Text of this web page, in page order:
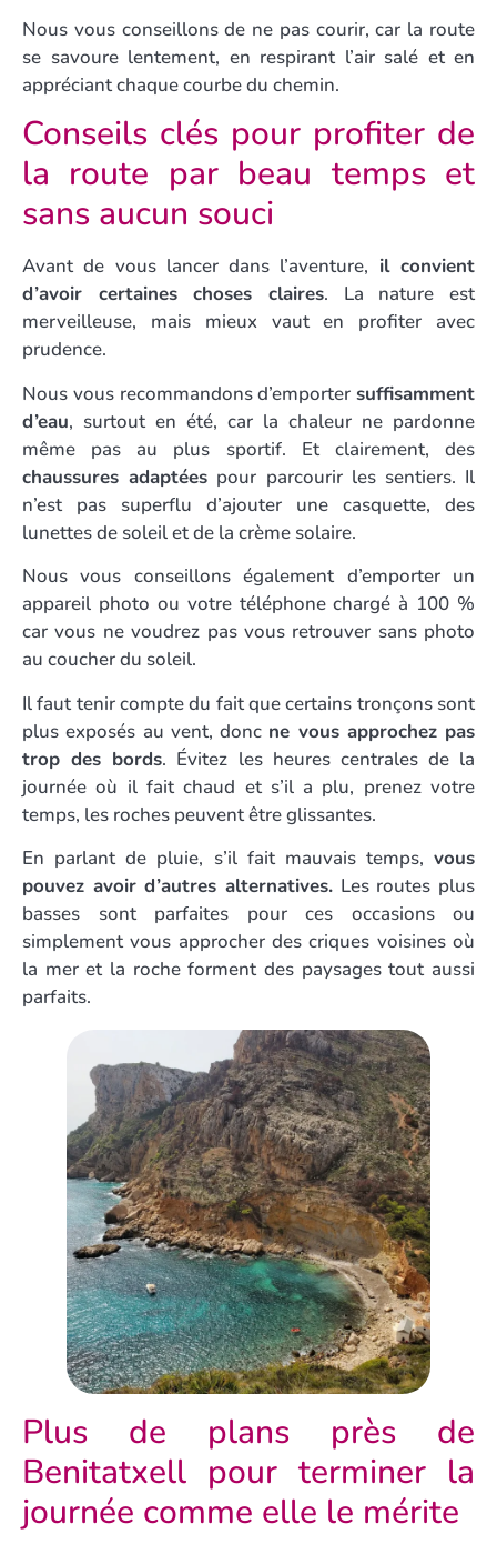
Nous vous conseillons de ne pas courir, car la route
se savoure lentement, en respirant l’air salé et en
appréciant chaque courbe du chemin.
Conseils clés pour profiter de
la route par beau temps et
sans aucun souci
Avant de vous lancer dans l’aventure, il convient
d’avoir certaines choses claires. La nature est
merveilleuse, mais mieux vaut en profiter avec
prudence.
Nous vous recommandons d’emporter suffisamment
d’eau, surtout en été, car la chaleur ne pardonne
même pas au plus sportif. Et clairement, des
chaussures adaptées pour parcourir les sentiers. Il
n’est pas superflu d’ajouter une casquette, des
lunettes de soleil et de la crème solaire.
Nous vous conseillons également d’emporter un
appareil photo ou votre téléphone chargé à 100 %
car vous ne voudrez pas vous retrouver sans photo
au coucher du soleil.
Il faut tenir compte du fait que certains tronçons sont
plus exposés au vent, donc ne vous approchez pas
trop des bords. Évitez les heures centrales de la
journée où il fait chaud et s’il a plu, prenez votre
temps, les roches peuvent être glissantes.
En parlant de pluie, s’il fait mauvais temps, vous
pouvez avoir d’autres alternatives. Les routes plus
basses sont parfaites pour ces occasions ou
simplement vous approcher des criques voisines où
la mer et la roche forment des paysages tout aussi
parfaits.
Plus de plans près de
Benitatxell pour terminer la
journée comme elle le mérite